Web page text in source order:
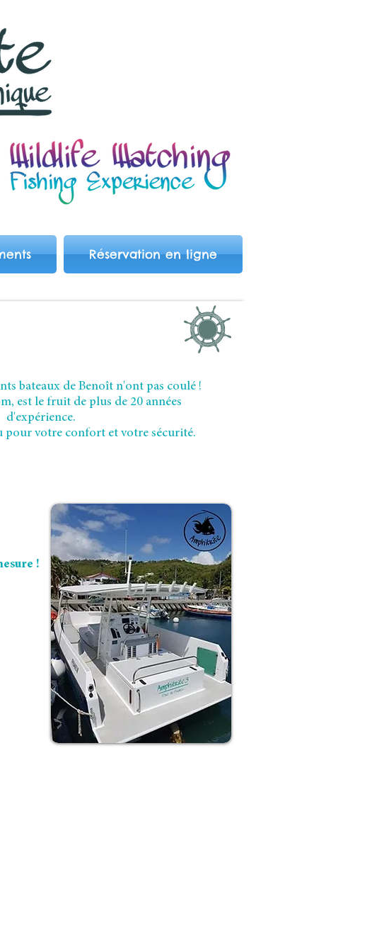
Réservation en ligne
bateaux de Benoît n'ont pas coulé !
est le fruit de plus de 20 années
d'expérience.
pour votre confort et votre sécurité.
!